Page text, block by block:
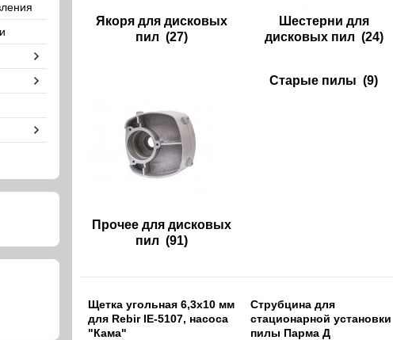
Якоря для дисковых
пил (27)
Шестерни для
дисковых пил (24)
Прочее для дисковых
пил (91)
Старые пилы (9)
Щетка угольная 6,3х10 мм
для Rebir IE-5107, насоса
"Кама"
Струбцина для
стационарной установки
пилы Парма Д